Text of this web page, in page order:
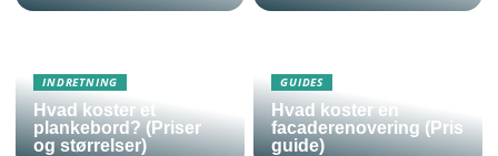
INDRETNING
Hvad koster et
plankebord? (Priser
og størrelser)
GUIDES
Hvad koster en
facaderenovering (Pris
guide)